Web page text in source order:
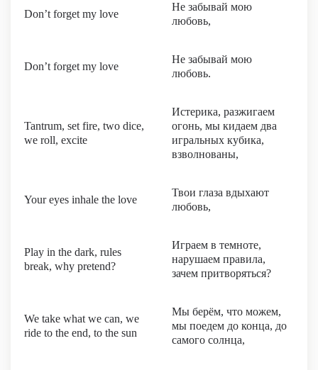
Don’t forget my love
Не забывай мою
любовь,
Don’t forget my love
Не забывай мою
любовь.
Tantrum, set fire, two dice,
we roll, excite
Истерика, разжигаем
огонь, мы кидаем два
игральных кубика,
взволнованы,
Your eyes inhale the love
Твои глаза вдыхают
любовь,
Play in the dark, rules
break, why pretend?
Играем в темноте,
нарушаем правила,
зачем притворяться?
We take what we can, we
ride to the end, to the sun
Мы берём, что можем,
мы поедем до конца, до
самого солнца,